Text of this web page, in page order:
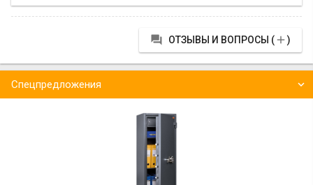
 ОТЗЫВЫ И ВОПРОСЫ ()
Спецпредложения